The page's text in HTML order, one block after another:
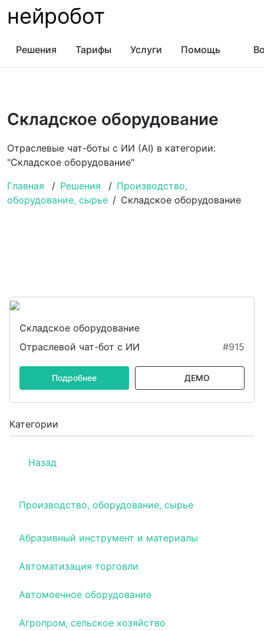
нейробот
Решения Тарифы Услуги Помощь
Складское оборудование
Отраслевые чат-боты с ИИ (AI) в категории:
"Складское оборудование"
Главная
/ Решения / Производство,
оборудование, сырье / Складское оборудование
Категории
Назад
Производство, оборудование, сырье
Абразивный инструмент и материалы
Автоматизация торговли
Автомоечное оборудование
Агропром, сельское хозяйство
Складское оборудование
Отраслевой чат-бот с ИИ
#915
Подробнее ДЕМО